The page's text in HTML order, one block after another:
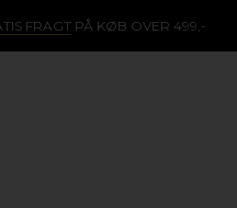
FRAGTPÅ KØB OVER 499,-